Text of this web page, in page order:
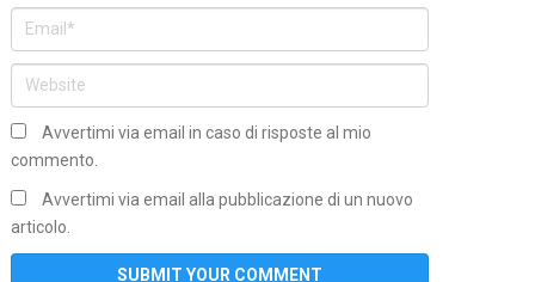
Avvertimi via email in caso di risposte al mio
commento.
Avvertimi via email alla pubblicazione di un nuovo
articolo.